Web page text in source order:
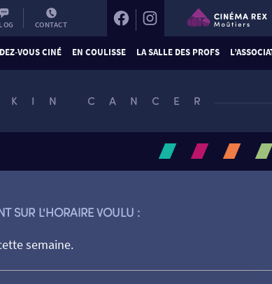
CONTACT
VOUS CINÉ EN COULISSE LA SALLE DES PROFS
CANCER
SUR L'HORAIRE VOULU :
semaine.